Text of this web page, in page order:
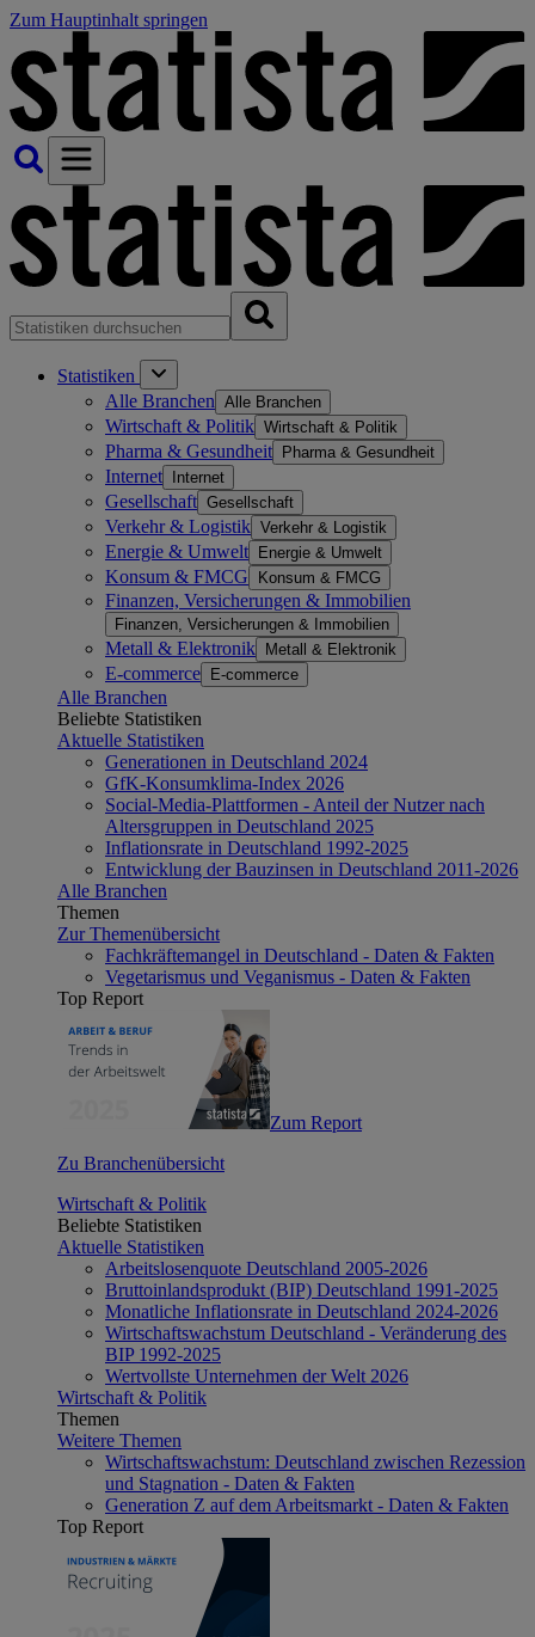
Zum Hauptinhalt springen
Statistiken
Alle Branchen Alle Branchen
Wirtschaft & Politik Wirtschaft & Politik
Pharma & Gesundheit Pharma & Gesundheit
Internet Internet
Gesellschaft Gesellschaft
Verkehr & Logistik Verkehr & Logistik
Energie & Umwelt Energie & Umwelt
Konsum & FMCG Konsum & FMCG
Finanzen, Versicherungen & Immobilien
Finanzen, Versicherungen & Immobilien
Metall & Elektronik Metall & Elektronik
E-commerce E-commerce
Alle Branchen
Beliebte Statistiken
Aktuelle Statistiken
Generationen in Deutschland 2024
GfK-Konsumklima-Index 2026
Social-Media-Plattformen - Anteil der Nutzer nach
Altersgruppen in Deutschland 2025
Inflationsrate in Deutschland 1992-2025
Entwicklung der Bauzinsen in Deutschland 2011-2026
Alle Branchen
Themen
Zur Themenübersicht
Fachkräftemangel in Deutschland - Daten & Fakten
Vegetarismus und Veganismus - Daten & Fakten
Top Report
Zum Report
Zu Branchenübersicht
Wirtschaft & Politik
Beliebte Statistiken
Aktuelle Statistiken
Arbeitslosenquote Deutschland 2005-2026
Bruttoinlandsprodukt (BIP) Deutschland 1991-2025
Monatliche Inflationsrate in Deutschland 2024-2026
Wirtschaftswachstum Deutschland - Veränderung des
BIP 1992-2025
Wertvollste Unternehmen der Welt 2026
Wirtschaft & Politik
Themen
Weitere Themen
Wirtschaftswachstum: Deutschland zwischen Rezession
und Stagnation - Daten & Fakten
Generation Z auf dem Arbeitsmarkt - Daten & Fakten
Top Report